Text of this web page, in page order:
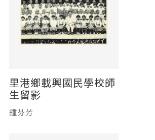
里港鄉載興國民學校師
生留影
鍾芬芳